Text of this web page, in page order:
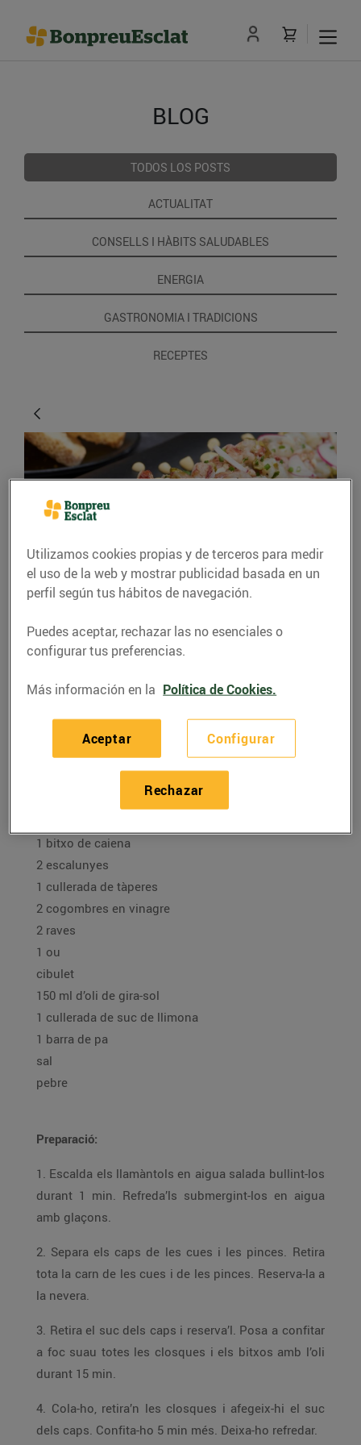
BLOG
TODOS LOS POSTS
ACTUALITAT
CONSELLS I HÀBITS SALUDABLES
ENERGIA
GASTRONOMIA I TRADICIONS
RECEPTES
RECETAS
Tàrtar de llamàntol
amb oli de bitxo i
escalunya amb el suc
dels caps
22/diciembre/2020
Ingredients per a 4 persones:
1 bitxo de caiena
2 escalunyes
1 cullerada de tàperes
2 cogombres en vinagre
2 raves
1 ou
cibulet
150 ml d’oli de gira-sol
1 cullerada de suc de llimona
1 barra de pa
sal
pebre
Preparació:
1. Escalda els llamàntols en aigua salada bullint-los
durant 1 min. Refreda’ls submergint-los en aigua
amb glaçons.
2. Separa els caps de les cues i les pinces. Retira
tota la carn de les cues i de les pinces. Reserva-la a
la nevera.
3. Retira el suc dels caps i reserva’l. Posa a confitar
a foc suau totes les closques i els bitxos amb l’oli
durant 15 min.
4. Cola-ho, retira’n les closques i afegeix-hi el suc
dels caps. Confita-ho 5 min més. Deixa-ho refredar.
Utilizamos cookies propias y de terceros para medir
el uso de la web y mostrar publicidad basada en un
perfil según tus hábitos de navegación.
Puedes aceptar, rechazar las no esenciales o
configurar tus preferencias.
Más información en la Política de Cookies.
Configurar
Rechazar
Aceptar